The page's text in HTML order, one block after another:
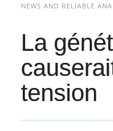
NEWS AND RELIABLE
La
tension